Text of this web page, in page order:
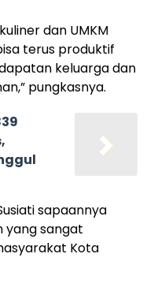
dan UMKM
terus produktif
keluarga dan
pungkasnya.
sapaannya
yang sangat
Kota